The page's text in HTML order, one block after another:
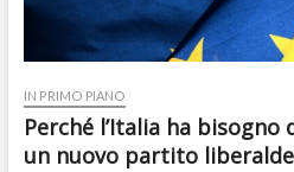
IN PRIMO PIANO
Perché l’Italia ha
un nuovo partito